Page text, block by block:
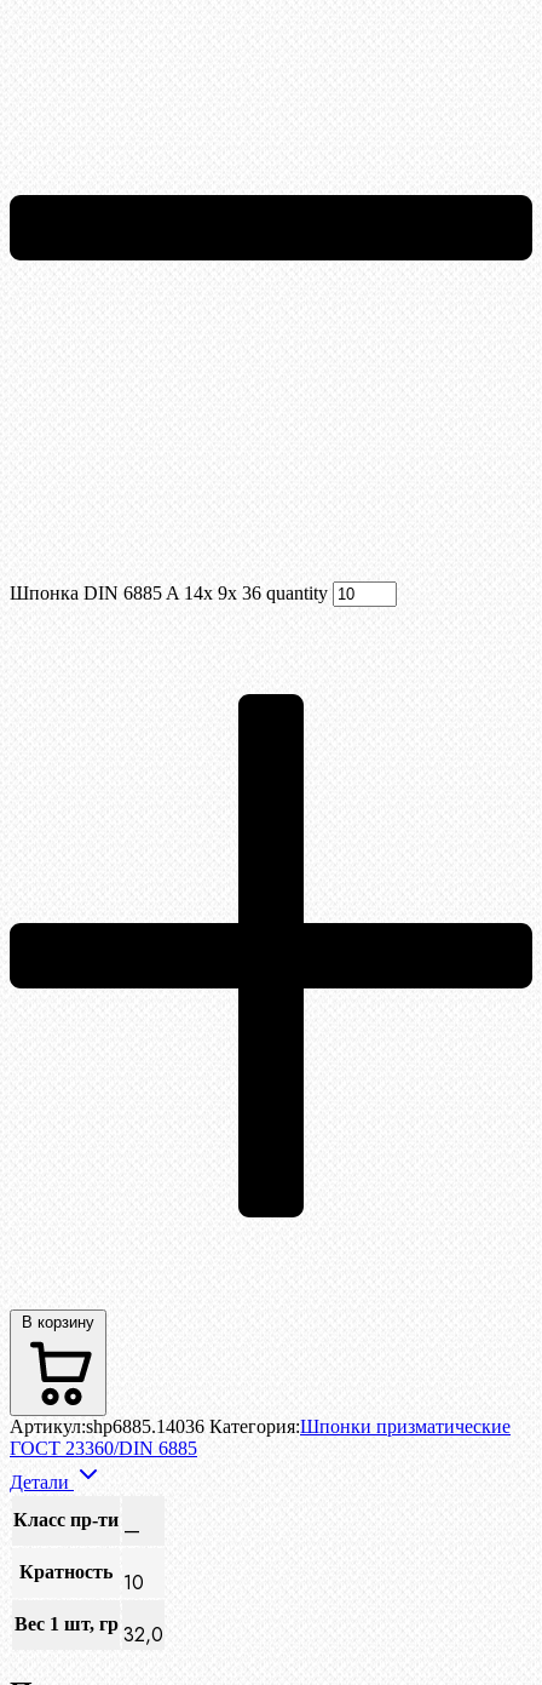
Шпонка DIN 6885 A 14x 9x 36 quantity
В корзину
Артикул:shp6885.14036 Категория:Шпонки призматические
ГОСТ 23360/DIN 6885
Детали
Класс пр-ти —
Кратность 10
Вес 1 шт, гр 32,0